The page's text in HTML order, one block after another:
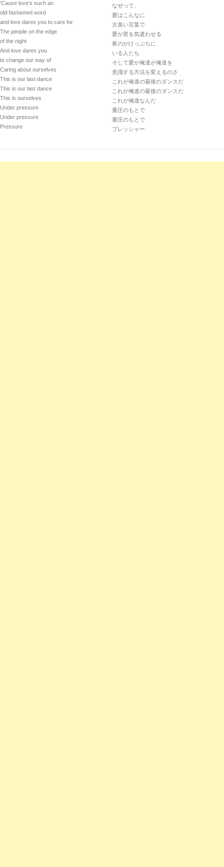
‘Cause love’s such an
old-fashioned word
and love dares you to care for
The people on the edge
of the night
And love dares you
to change our way of
Caring about ourselves
This is our last dance
This is our last dance
This is ourselves
Under pressure
Under pressure
Pressure
なぜって、
愛はこんなに
古臭い言葉で
愛が君を気遣わせる
夜のがけっぷちに
いる人たち
そして愛が俺達が俺達を
意識する方法を変えるのさ
これが俺達の最後のダンスだ
これが俺達の最後のダンスだ
これが俺達なんだ
重圧のもとで
重圧のもとで
プレッシャー